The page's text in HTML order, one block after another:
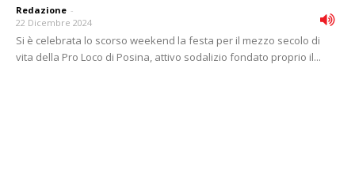
Redazione -
22 Dicembre 2024
Si è celebrata lo scorso weekend la festa per il mezzo secolo di
vita della Pro Loco di Posina, attivo sodalizio fondato proprio il...